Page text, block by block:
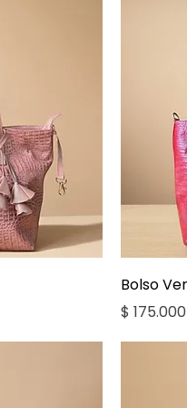
Bolso
Precio
$ 175.000